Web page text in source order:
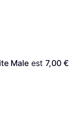
Male est 7,00 €